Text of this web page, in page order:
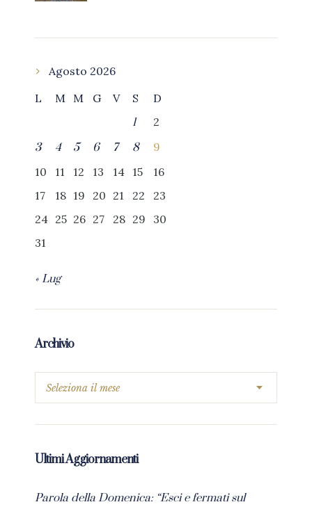
Agosto 2026
L
M M G V S
D
1
2
3
4 5 6 7 8
9
10
11 12 13 14 15
16
17
18 19 20 21 22
23
24 25 26 27 28 29
30
31
« Lug
Archivio
Ultimi Aggiornamenti
Parola della Domenica: “Esci e fermati sul